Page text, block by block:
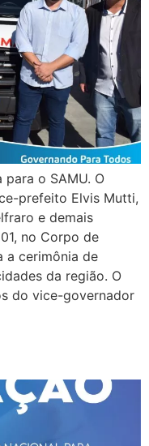
o SAMU. O
prefeito Elvis Mutti,
e demais
no Corpo de
a cerimônia de
da região. O
do vice-governador